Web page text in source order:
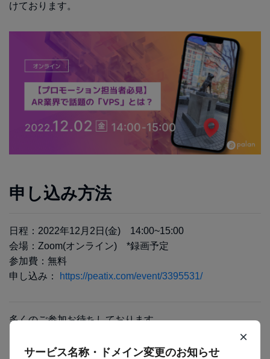
×
サービス名称・ドメイン変更のお知らせ
けております。
申し込み方法
日程：2022年12月2日(金) 14:00~15:00
会場：Zoom(オンライン) *録画予定
参加費：無料
申し込み：
https://peatix.com/event/3395531/
多くのご参加お待ちしております。